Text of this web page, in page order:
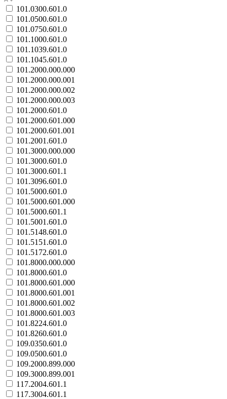
101.0300.601.0
101.0500.601.0
101.0750.601.0
101.1000.601.0
101.1039.601.0
101.1045.601.0
101.2000.000.000
101.2000.000.001
101.2000.000.002
101.2000.000.003
101.2000.601.0
101.2000.601.000
101.2000.601.001
101.2001.601.0
101.3000.000.000
101.3000.601.0
101.3000.601.1
101.3096.601.0
101.5000.601.0
101.5000.601.000
101.5000.601.1
101.5001.601.0
101.5148.601.0
101.5151.601.0
101.5172.601.0
101.8000.000.000
101.8000.601.0
101.8000.601.000
101.8000.601.001
101.8000.601.002
101.8000.601.003
101.8224.601.0
101.8260.601.0
109.0350.601.0
109.0500.601.0
109.2000.899.000
109.3000.899.001
117.2004.601.1
117.3004.601.1